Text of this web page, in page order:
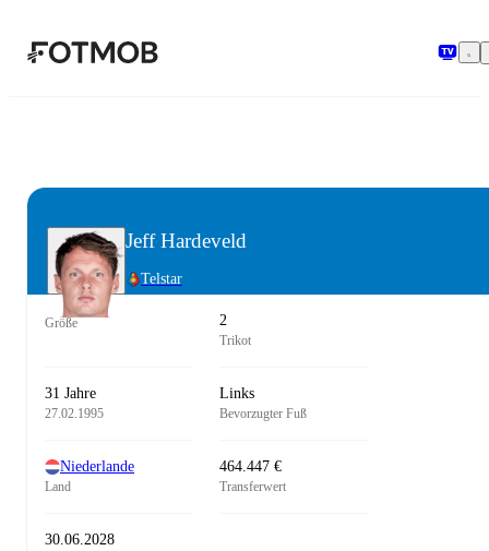
Jeff Hardeveld
Telstar
Größe 2
Trikot
31 Jahre
27.02.1995
Links
Bevorzugter Fuß
Niederlande
Land
464.447 €
Transferwert
30.06.2028